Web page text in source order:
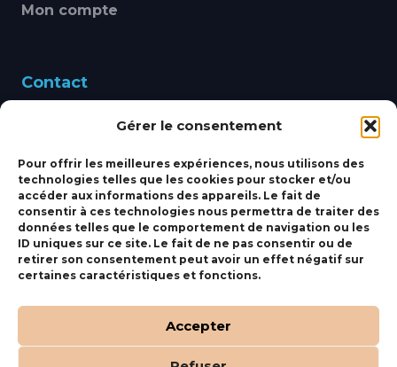
Gérer le consentement
Pour offrir les meilleures expériences, nous utilisons des
technologies telles que les cookies pour stocker et/ou
accéder aux informations des appareils. Le fait de
consentir à ces technologies nous permettra de traiter des
données telles que le comportement de navigation ou les
ID uniques sur ce site. Le fait de ne pas consentir ou de
retirer son consentement peut avoir un effet négatif sur
certaines caractéristiques et fonctions.
Accepter
Mon compte
Contact
460 Avenue Alain Le
bbsmarine@bbs-
marine.fr
Fixe:04 27 50 24 50
Mobile:06 69 44 48 83